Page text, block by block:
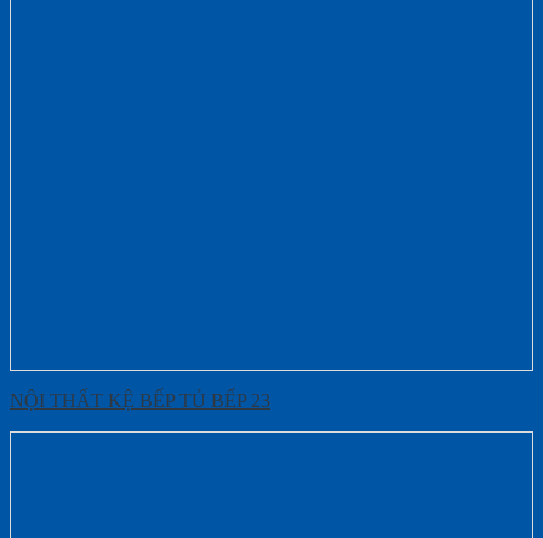
NỘI THẤT KỆ BẾP TỦ BẾP 23